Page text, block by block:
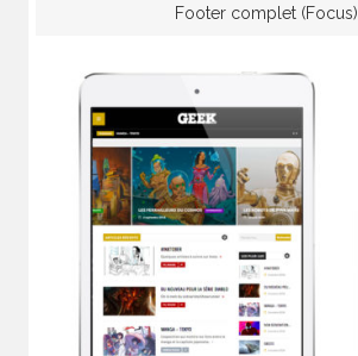
Footer complet (Focus)